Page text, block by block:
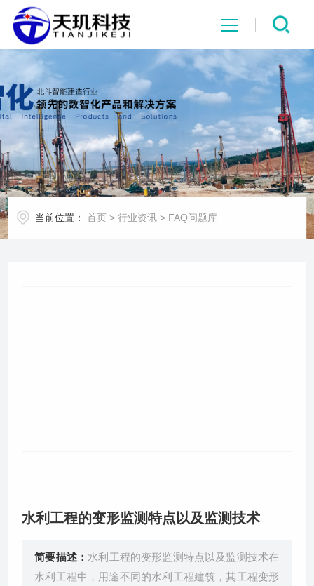
网站首页
系统中心
解决方案
项目案例
当前位置： 首页 >行业资讯 > FAQ问题库
水利工程的变形监测特点以及监测技术
简要描述： 水利工程的变形监测特点以及监测技术在
水利工程中，用途不同的水利工程建筑，其工程变形